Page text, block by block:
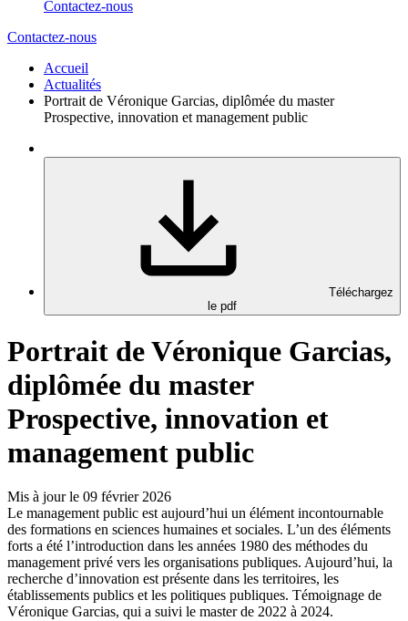
Contactez-nous
Contactez-nous
Accueil
Actualités
Portrait de Véronique Garcias, diplômée du master
Prospective, innovation et management public
Téléchargez
le pdf
Portrait de Véronique Garcias,
diplômée du master
Prospective, innovation et
management public
Mis à jour le 09 février 2026
Le management public est aujourd’hui un élément incontournable
des formations en sciences humaines et sociales. L’un des éléments
forts a été l’introduction dans les années 1980 des méthodes du
management privé vers les organisations publiques. Aujourd’hui, la
recherche d’innovation est présente dans les territoires, les
établissements publics et les politiques publiques. Témoignage de
Véronique Garcias, qui a suivi le master de 2022 à 2024.